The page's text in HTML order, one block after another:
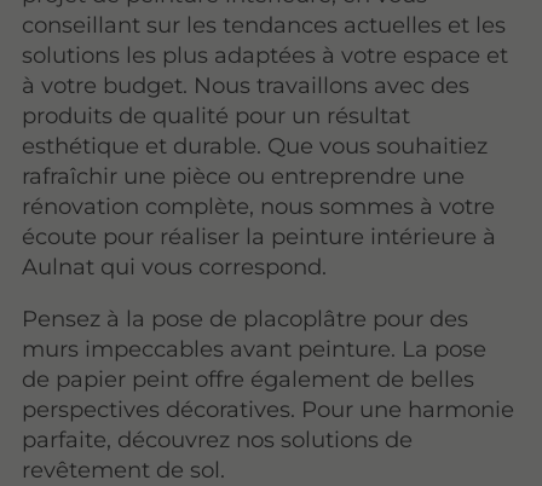
conseillant sur les tendances actuelles et les
solutions les plus adaptées à votre espace et
à votre budget. Nous travaillons avec des
produits de qualité pour un résultat
esthétique et durable. Que vous souhaitiez
rafraîchir une pièce ou entreprendre une
rénovation complète, nous sommes à votre
écoute pour réaliser la peinture intérieure à
Aulnat qui vous correspond.
Pensez à la pose de placoplâtre pour des
murs impeccables avant peinture. La pose
de papier peint offre également de belles
perspectives décoratives. Pour une harmonie
parfaite, découvrez nos solutions de
revêtement de sol.